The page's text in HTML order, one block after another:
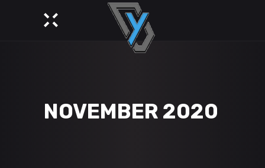
NOVEMBER 2020